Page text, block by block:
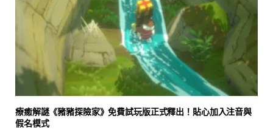
療癒解謎《豬豬探險家》免費試玩版正式釋出！貼心加入注音與
假名模式